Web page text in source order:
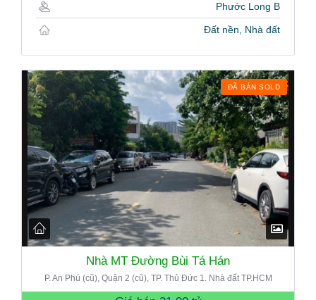
Phước Long B
Đất nền, Nhà đất
ĐÃ BÁN SOLD
Nhà MT Đường Bùi Tá Hán
P. An Phú (cũ), Quận 2 (cũ), TP. Thủ Đức 1. Nhà đất TP.HCM